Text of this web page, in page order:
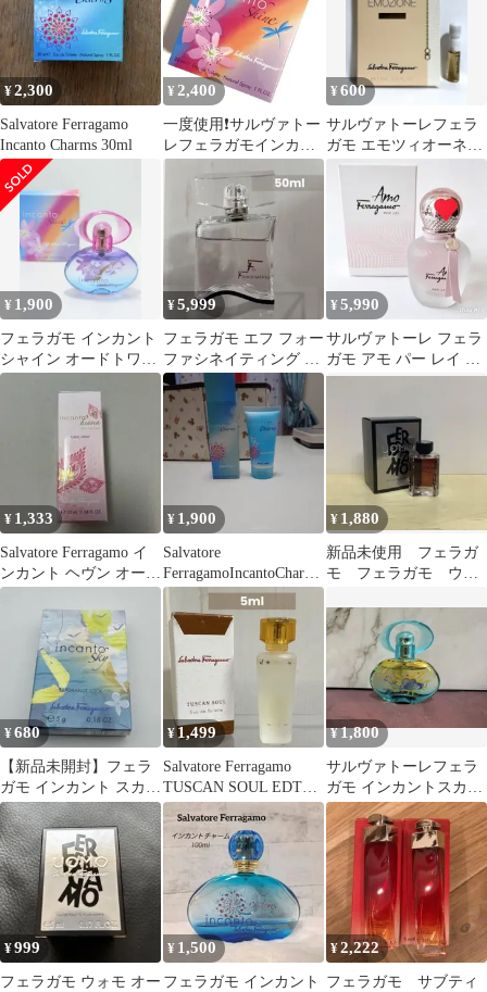
¥2,300
Salvatore Ferragamo
Incanto Charms 30ml
¥ 2,400
一度使用❗️サルヴァトー
レフェラガモインカン
¥600
サルヴァトーレフェラ
ガモ エモツィオーネ
1.5mlサンプル（新品未
¥ 1,900
フェラガモ インカント
シャイン オードトワレ
30ml 箱付き 香水
¥5,999
フェラガモ エフ フォー
ファシネイティング ナ
イト オーデパルファム
50ml
¥5,990
サルヴァトーレ フェラ
ガモ アモ パー レイ オ
ーデパルファム 香水30
¥ 1,333
Salvatore Ferragamo イ
ンカント ヘヴン オーデ
トワレ10ml
¥ 1,900
Salvatore
FerragamoIncantoCharms
ボディローション
¥ 1,880
新品未使用 フェラガ
モ フェラガモ ウォ
ミニ5ml
¥680
【新品未開封】フェラ
ガモ インカント スカイ
フレグランススティッ
ク 練り香水
¥1,499
Salvatore Ferragamo
TUSCAN SOUL EDT
5ml
¥1,800
サルヴァトーレフェラ
ガモ インカントスカイ
オードトワレ 30ml 箱
無し
¥999
フェラガモ ウォモ オー
¥ 1,500
フェラガモ インカント
¥2,222
フェラガモ サブティ